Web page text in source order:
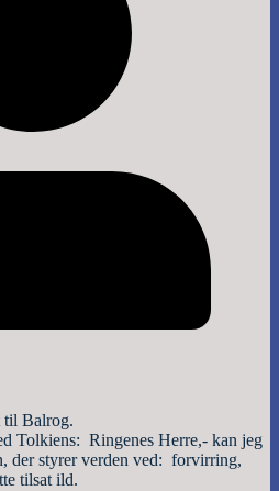
til Balrog.
Tolkiens: Ringenes Herre,- kan jeg
der styrer verden ved: forvirring,
tilsat ild.